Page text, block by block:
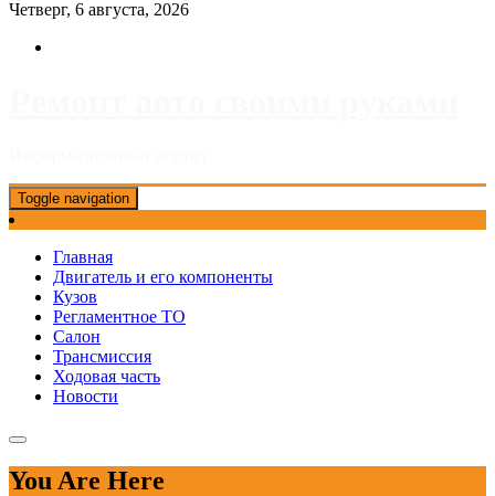
Четверг, 6 августа, 2026
Toggle navigation
Главная
Двигатель и его компоненты
Кузов
Регламентное ТО
Салон
Трансмиссия
Ходовая часть
Новости
You Are Here